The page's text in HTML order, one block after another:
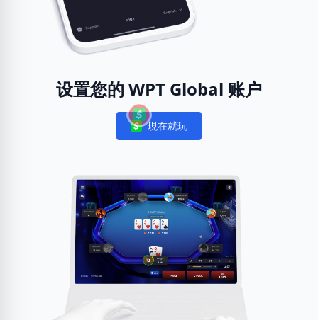
设置您的 WPT Global 账户
Notifications
現在就玩